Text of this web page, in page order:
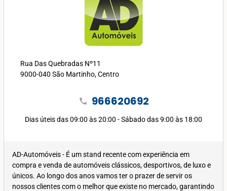
Rua Das Quebradas Nº11
9000-040 São Martinho, Centro
call 966620692
Dias úteis das 09:00 às 20:00 - Sábado das 9:00 às 18:00
AD-Automóveis - É um stand recente com experiência em
compra e venda de automóveis clássicos, desportivos, de luxo e
únicos. Ao longo dos anos vamos ter o prazer de servir os
nossos clientes com o melhor que existe no mercado, garantindo